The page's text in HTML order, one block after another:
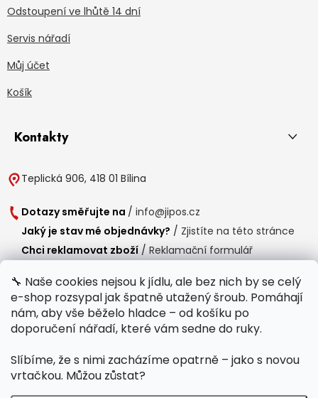
🔧 Naše cookies nejsou k jídlu, ale bez nich by se celý
e-shop rozsypal jak špatně utažený šroub. Pomáhají
nám, aby vše běželo hladce – od košíku po
doporučení nářadí, které vám sedne do ruky.
Slíbíme, že s nimi zacházíme opatrně – jako s novou
vrtačkou. Můžou zůstat?
Odstoupení ve lhůtě 14 dní
Servis nářadí
Můj účet
Košík
Kontakty
Teplická 906, 418 01 Bílina
Dotazy směřujte na / info@jipos.cz
Jaký je stav mé objednávky? / Zjistíte na této stránce
Chci reklamovat zboží / Reklamační formulář
Provozní doba
Po-Čt / 8:00 - 15:00
Polední přestávka /11:00 - 11:30